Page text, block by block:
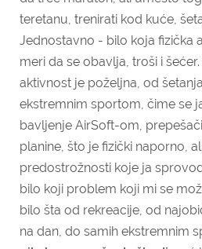
teretanu, trenirati kod kuće,
Jednostavno - bilo koja fizička
meri da se obavlja, troši i
aktivnost je poželjna, od
ekstremnim sportom, čime se
bavljenje AirSoft-om,
planine, što je fizički naporno,
predostrožnosti koje ja
bilo koji problem koji mi se
bilo šta od rekreacije, od
na dan, do samih ekstremnim